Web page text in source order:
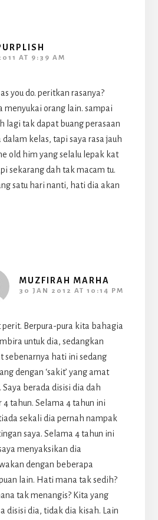
AT 9:39 AM
you do. peritkan rasanya?
menyukai orang lain. sampai
lagi tak dapat buang perasaan
kelas, tapi saya rasa jauh
old him yang selalu lepak kat
sekarang dah tak macam tu.
satu hari nanti, hati dia akan
MUZFIRAH MARHA
30 JAN 2012 AT 10:14 PM
perit. Berpura-pura kita bahagia
untuk dia, sedangkan
sebenarnya hati ini sedang
dengan ‘sakit’ yang amat
Saya berada disisi dia dah
4 tahun. Selama 4 tahun ini
sekali dia pernah nampak
saya. Selama 4 tahun ini
menyaksikan dia
dengan beberapa
lain. Hati mana tak sedih?
tak menangis? Kita yang
disisi dia, tidak dia kisah. Lain